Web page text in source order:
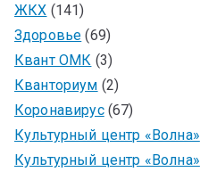
ЖКХ (141)
Здоровье (69)
Квант ОМК (3)
Кванториум (2)
Коронавирус(67)
Культурный центр «Волна»
Культурный центр «Волна»